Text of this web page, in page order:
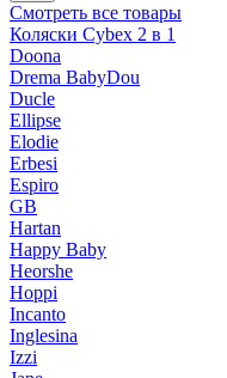
Смотреть все товары
Коляски Cybex 2 в 1
Doona
Drema BabyDou
Ducle
Ellipse
Elodie
Erbesi
Espiro
GB
Hartan
Happy Baby
Heorshe
Hoppi
Incanto
Inglesina
Izzi